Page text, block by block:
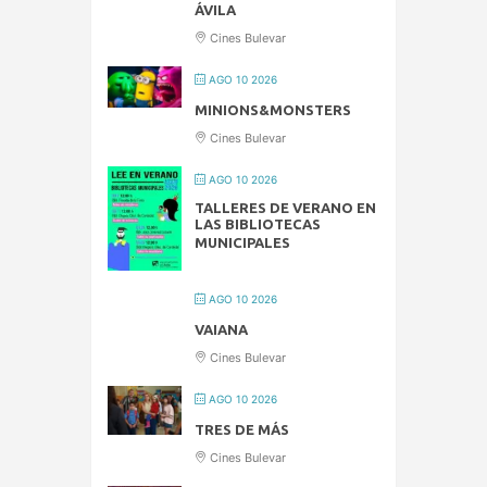
ÁVILA
Cines Bulevar
AGO 10 2026
MINIONS&MONSTERS
Cines Bulevar
AGO 10 2026
TALLERES DE VERANO EN
LAS BIBLIOTECAS
MUNICIPALES
AGO 10 2026
VAIANA
Cines Bulevar
AGO 10 2026
TRES DE MÁS
Cines Bulevar